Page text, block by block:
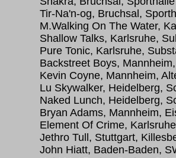
Tir-Na'n-og, Bruchsal,
M.Walking On The Water,
Shallow Talks, Karlsruhe,
Pure Tonic, Karlsruhe,
Backstreet Boys,
Kevin Coyne, Mannheim,
Lu Skywalker, Heidelberg,
Naked Lunch, Heidelberg,
Bryan Adams, Mannheim,
Element Of Crime,
Jethro Tull, Stuttgart,
John Hiatt, Baden-Baden,